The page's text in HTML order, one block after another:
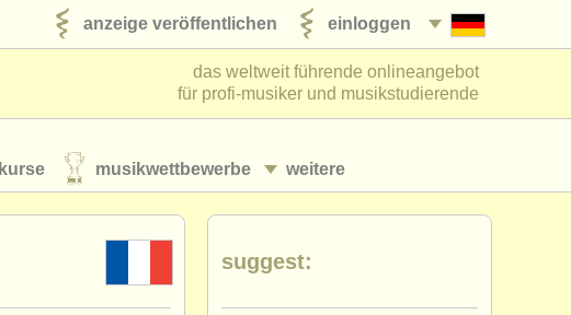
einloggen
anzeige veröffentlichen
das weltweit führende onlineangebot
für profi-musiker und musikstudierende
weitere
kurse musikwettbewerbe
suggest: